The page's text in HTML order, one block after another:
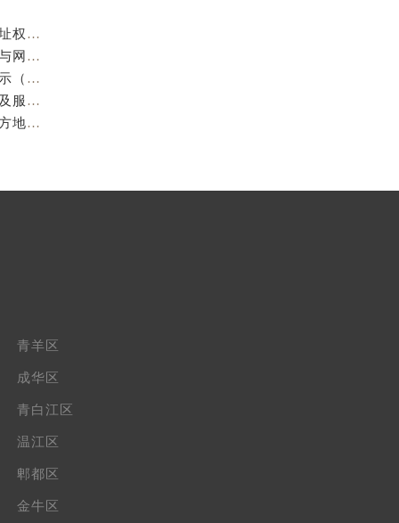
成都欧米茄官方售后服务中心｜服务热线及全部官方地址权威信息公示（2026年7月最新）
亲身到店探访成都欧米茄官方售后服务中心｜最新电话与网点地址（2026年7月最新）
成都欧米茄维修保养地址电话专业售后服务中心权威公示（2026年7月最新）
亲身到店探访成都欧米茄官方售后服务中心｜最新地址及服务热线（2026年7月最新）
成都欧米茄官方售后服务中心｜最新服务电话及全部官方地址权威信息公示（2026年7月最新）
青羊区
成华区
青白江区
温江区
郫都区
金牛区